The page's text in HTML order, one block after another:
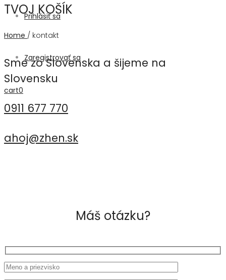
Prihlásiť sa
Zaregistrovať sa
cart0
TVOJ KOŠÍK
Home / kontakt
Sme zo Slovenska a šijeme na
Slovensku
0911 677 770
ahoj@zhen.sk
Máš otázku?